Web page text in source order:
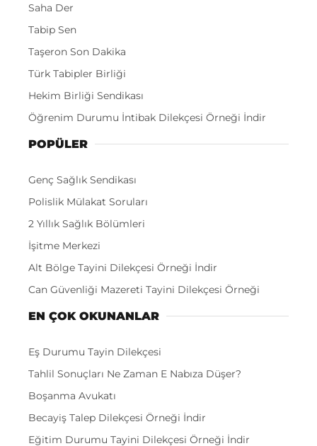
Saha Der
Tabip Sen
Taşeron Son Dakika
Türk Tabipler Birliği
Hekim Birliği Sendikası
Öğrenim Durumu İntibak Dilekçesi Örneği İndir
POPÜLER
Genç Sağlık Sendikası
Polislik Mülakat Soruları
2 Yıllık Sağlık Bölümleri
İşitme Merkezi
Alt Bölge Tayini Dilekçesi Örneği İndir
Can Güvenliği Mazereti Tayini Dilekçesi Örneği
EN ÇOK OKUNANLAR
Eş Durumu Tayin Dilekçesi
Tahlil Sonuçları Ne Zaman E Nabıza Düşer?
Boşanma Avukatı
Becayiş Talep Dilekçesi Örneği İndir
Eğitim Durumu Tayini Dilekçesi Örneği İndir